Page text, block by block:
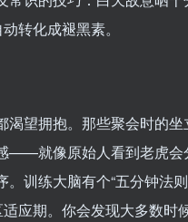
转化成褪黑素。
望拥抱。那些聚会时的
——就像原始人看到老虎会
训练大脑有个“五分钟法
应期。你会发现大多数时